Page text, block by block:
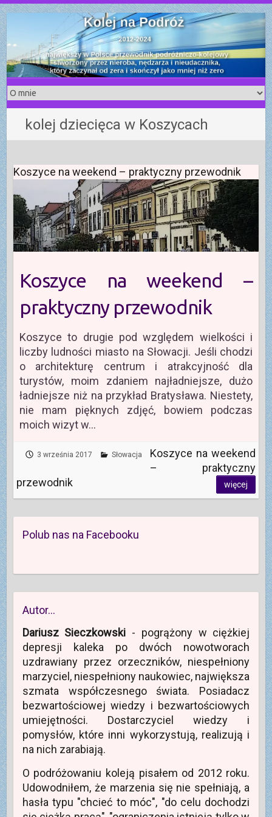
S
k
i
p
t
o
c
o
n
t
e
n
t
kolej dziecięca w Koszycach
Koszyce na weekend – praktyczny przewodnik
Koszyce na weekend –
praktyczny przewodnik
Koszyce to drugie pod względem wielkości i
liczby ludności miasto na Słowacji. Jeśli chodzi
o architekturę centrum i atrakcyjność dla
turystów, moim zdaniem najładniejsze, dużo
ładniejsze niż na przykład Bratysława. Niestety,
nie mam pięknych zdjęć, bowiem podczas
moich wizyt w…
3 września 2017 Słowacja
Koszyce na weekend
– praktyczny
przewodnik
więcej
Polub nas na Facebooku
Autor…
Dariusz Sieczkowski - pogrążony w ciężkiej
depresji kaleka po dwóch nowotworach
uzdrawiany przez orzeczników, niespełniony
marzyciel, niespełniony naukowiec, największa
szmata współczesnego świata. Posiadacz
bezwartościowej wiedzy i bezwartościowych
umiejętności. Dostarczyciel wiedzy i
pomysłów, które inni wykorzystują, realizują i
na nich zarabiają.
O podróżowaniu koleją pisałem od 2012 roku.
Udowodniłem, że marzenia się nie spełniają, a
hasła typu "chcieć to móc", "do celu dochodzi